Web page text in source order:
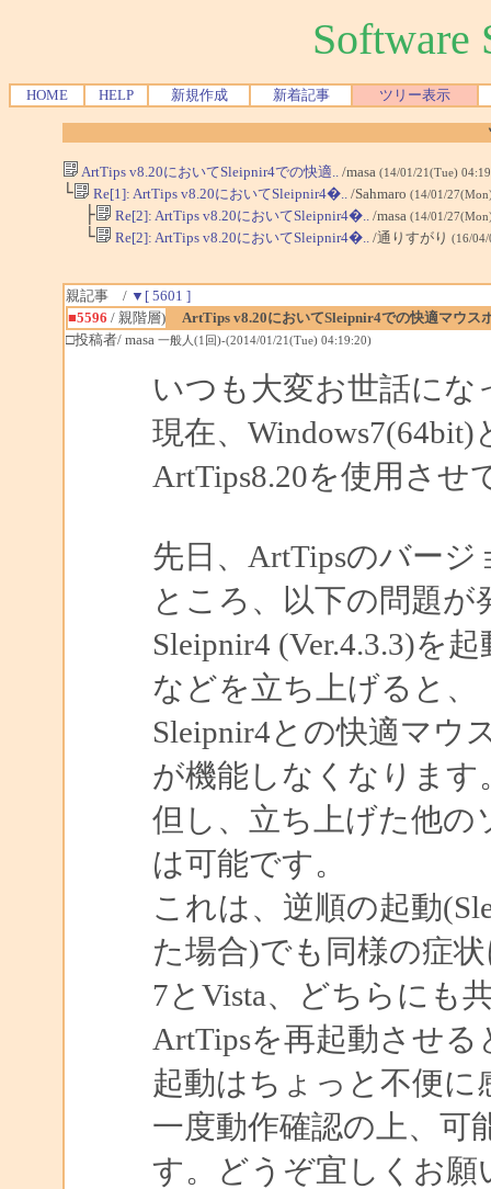
Software
HOME HELP 新規作成 新着記事 ツリー表示
ArtTips v8.20においてSleipnir4での快適.. /masa (14/01/21(Tue)
└ Re[1]: ArtTips v8.20においてSleipnir4�.. /Sahmaro (14/01/
├ Re[2]: ArtTips v8.20においてSleipnir4�.. /masa (14/01/
└ Re[2]: ArtTips v8.20においてSleipnir4�.. /通りすがり (16/
親記事 / ▼[ 5601 ]
■5596 / 親階層)
ArtTips v8.20においてSleipnir4での快適マウス
□投稿者/ masa 一般人(1回)-(2014/01/21(Tue) 04:19:20)
いつも大変お世話にな
現在、
ArtTips8.20を使用させ
先日、ArtTipsのバージ
ところ、以下の問題
Sleipnir4 (Ver.4.3.3)を
などを立ち上げると、
Sleipnir4との快適マウ
が機能しなくなります
但し、立ち上げた他の
は可能です。
これは、逆順の起動
た場合)でも同様の症
7とVista、どちらにも
ArtTipsを再起動させ
起動はちょっと不便に
一度動作確認の上、可
す。どうぞ宜しくお願